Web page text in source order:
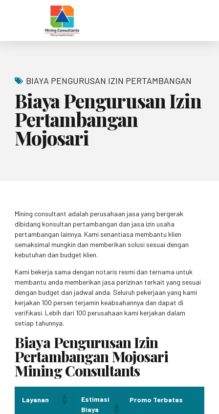
BIAYA PENGURUSAN IZIN PERTAMBANGAN
Biaya Pengurusan Izin
Pertambangan
Mojosari
Mining consultant adalah perusahaan jasa yang bergerak
dibidang konsultan pertambangan dan jasa izin usaha
pertambangan lainnya. Kami senantiasa membantu klien
semaksimal mungkin dan memberikan solusi sesuai dengan
kebutuhan dan budget klien.
Kami bekerja sama dengan notaris resmi dan ternama untuk
membantu anda memberikan jasa perizinan terkait yang sesuai
dengan budget dan jadwal anda. Seluruh pekerjaan yang kami
kerjakan 100 persen terjamin keabsahannya dan dapat di
verifikasi. Lebih dari 100 perusahaan kami kerjakan dalam
setiap tahunnya.
Biaya Pengurusan Izin
Pertambangan Mojosari
Mining Consultants
Layanan
Estimasi
Biaya
Promo Terbatas